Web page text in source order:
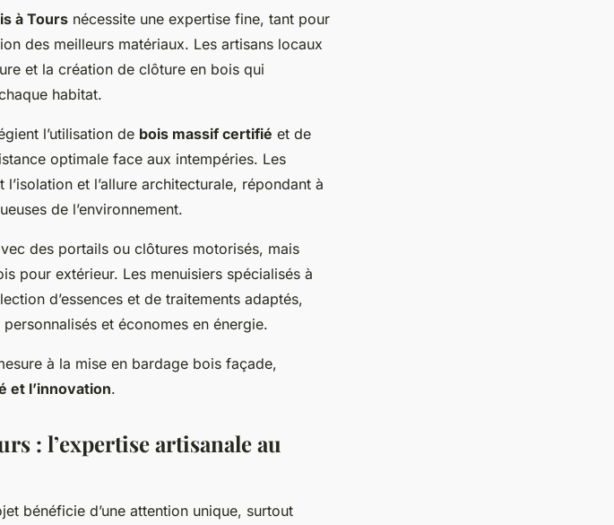
à Tours nécessite une expertise fine, tant pour
des meilleurs matériaux. Les artisans locaux
et la création de clôture en bois qui
habitat.
l’utilisation de bois massif certifié et de
optimale face aux intempéries. Les
et l’allure architecturale, répondant à
de l’environnement.
des portails ou clôtures motorisés, mais
pour extérieur. Les menuisiers spécialisés à
d’essences et de traitements adaptés,
et économes en énergie.
à la mise en bardage bois façade,
et l’innovation.
: l’expertise artisanale au
bénéficie d’une attention unique, surtout